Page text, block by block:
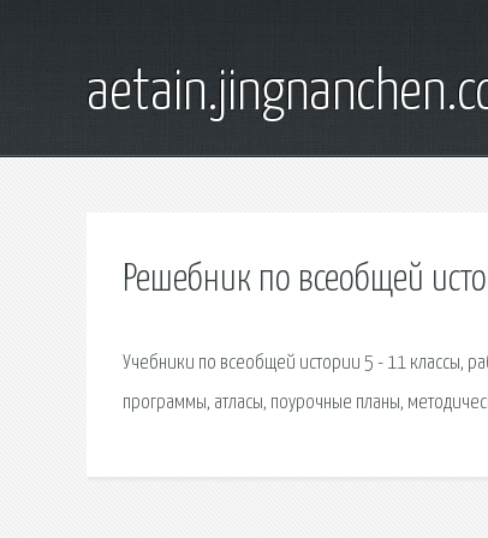
Решебник по всеобщей
Учебники по всеобщей истории 5 - 11 классы,
программы, атласы, поурочные планы,